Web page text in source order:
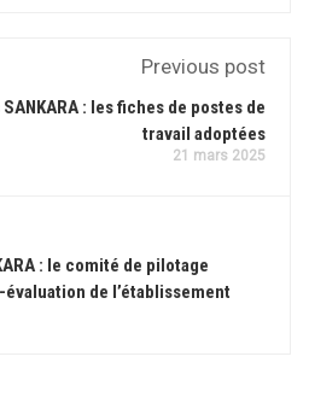
Previous post
: les fiches de postes de
travail adoptées
21 mars 2025
: le comité de pilotage
de l’établissement